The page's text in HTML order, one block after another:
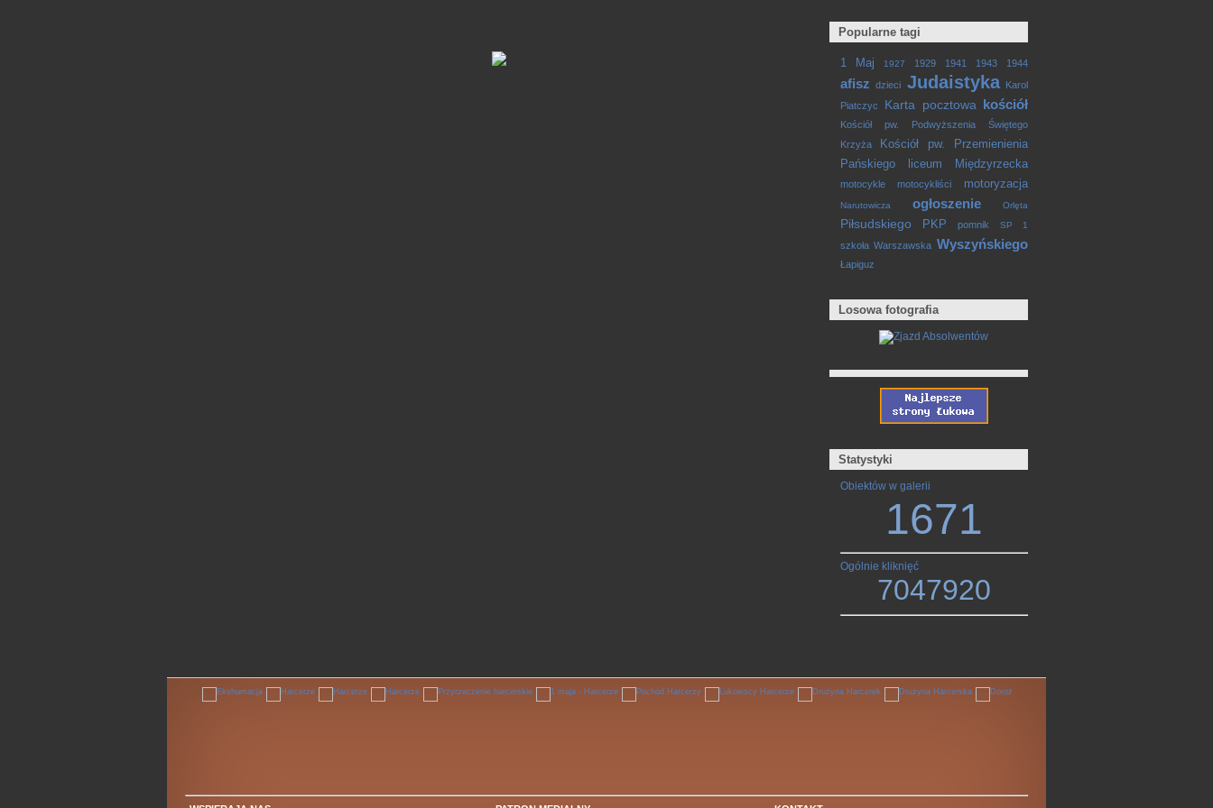
Popularne tagi
1 Maj 1927 1929 1941 1943 1944
afisz dzieci Judaistyka
Karol
Piatczyc
Karta pocztowa kościół
Kościół pw. Podwyższenia Świętego
Krzyża
Kościół pw. Przemienienia
Pańskiego
liceum Międzyrzecka
motocykle motocykliści motoryzacja
Narutowicza ogłoszenie Orlęta
Piłsudskiego PKP pomnik SP 1
szkoła Warszawska Wyszyńskiego
Łapiguz
Losowa fotografia
Statystyki
Obiektów w galerii
1671
Ogólnie kliknięć
7047920